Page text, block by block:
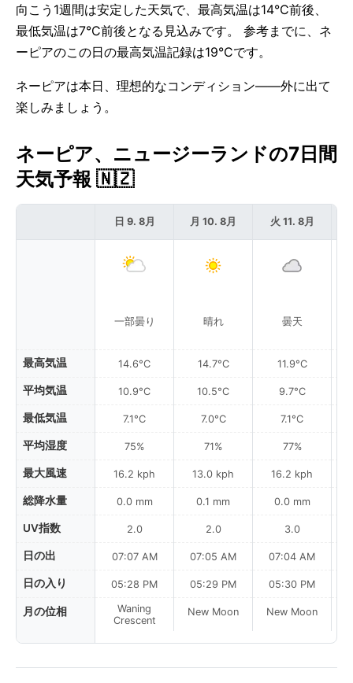
向こう1週間は安定した天気で、最高気温は14°C前後、
最低気温は7°C前後となる見込みです。 参考までに、ネ
ーピアのこの日の最高気温記録は19°Cです。
ネーピアは本日、理想的なコンディション——外に出て
楽しみましょう。
ネーピア、ニュージーランドの7日間
天気予報 🇳🇿
最高気温
平均気温
最低気温
平均湿度
最大風速
総降水量
UV指数
日の出
日の入り
月の位相
日 9. 8月
一部曇り
14.6°C
10.9°C
7.1°C
75%
16.2 kph
0.0 mm
2.0
07:07 AM
05:28 PM
Waning
Crescent
月 10. 8月
晴れ
14.7°C
10.5°C
7.0°C
71%
13.0 kph
0.1 mm
2.0
07:05 AM
05:29 PM
New Moon
火 11. 8月
曇天
11.9°C
9.7°C
7.1°C
77%
16.2 kph
0.0 mm
3.0
07:04 AM
05:30 PM
New Moon